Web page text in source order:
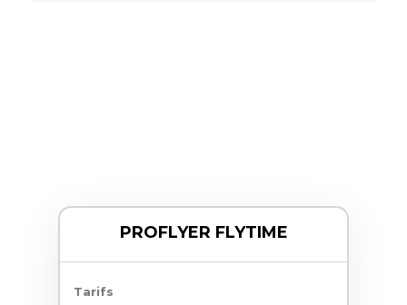
PROFLYER FLYTIME
Tarifs